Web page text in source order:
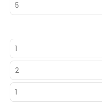
5
1
2
1